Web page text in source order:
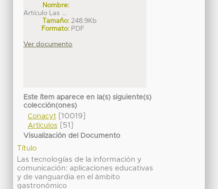
Nombre:
Artículo Las ...
Tamaño: 248.9Kb
Formato: PDF
Ver documento
Este ítem aparece en la(s) siguiente(s)
colección(ones)
Conacyt[10019]
Artículos[51]
Visualización del Documento
Título
Las tecnologías de la información y
comunicación: aplicaciones educativas
y de vanguardia en el ámbito
gastronómico